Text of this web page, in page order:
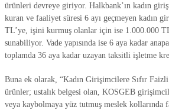
ürünleri devreye giriyor. Halkbank’ın kadın
kuran ve faaliyet süresi 6 ayı geçmeyen kadın
TL’ye, işini kurmuş olanlar için ise 1.000.000
sunabiliyor. Vade yapısında ise 6 aya kadar
toplamda 36 aya kadar uzayan taksitli işletme
Buna ek olarak, “Kadın Girişimcilere Sıfır
ürünler; ustalık belgesi olan, KOSGEB
veya kaybolmaya yüz tutmuş meslek kollarında